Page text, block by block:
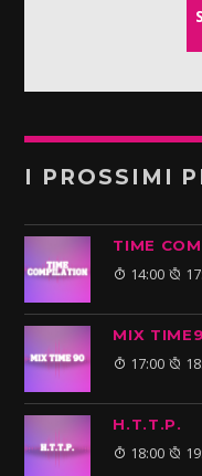
I PROSSIMI
TIME
14:00
MIX
17:00
H.T.T.P.
18:00